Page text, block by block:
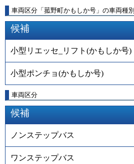
車両区分「菰野町かもしか号」の車両種別
候補
小型リエッセ_リフト(かもしか号)
小型ポンチョ(かもしか号)
車両区分
候補
ノンステップバス
ワンステップバス